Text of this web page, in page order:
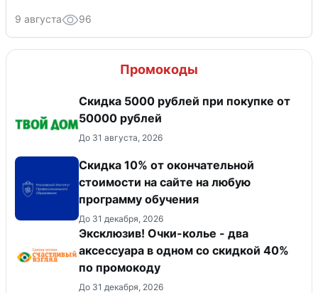
9 августа 96
Промокоды
Скидка 5000 рублей при покупке от
50000 рублей
До 31 августа, 2026
Скидка 10% от окончательной
стоимости на сайте на любую
программу обучения
До 31 декабря, 2026
Эксклюзив! Очки-колье - два
аксессуара в одном со скидкой 40%
по промокоду
До 31 декабря, 2026